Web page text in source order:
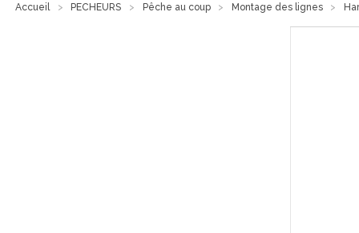
Accueil PECHEURS Pêche au coup Montage des lignes